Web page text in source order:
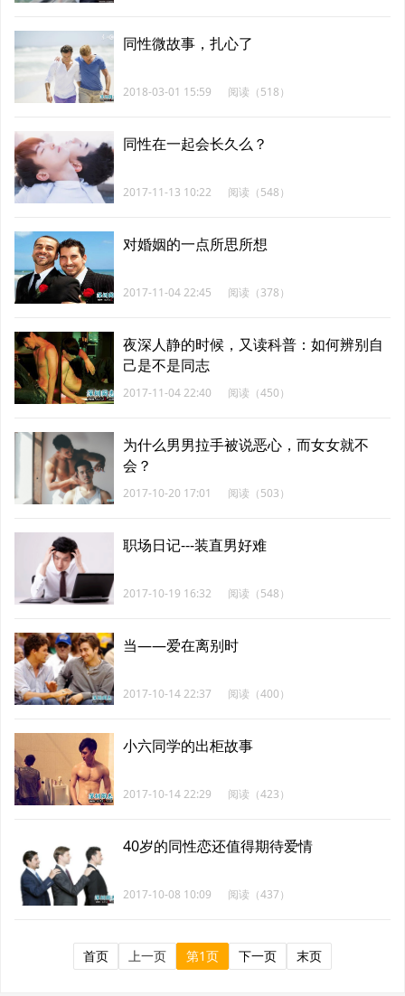
同性微故事，扎心了
2018-03-01 15:59 阅读（518）
同性在一起会长久么？
2017-11-13 10:22 阅读（548）
对婚姻的一点所思所想
2017-11-04 22:45 阅读（378）
夜深人静的时候，又读科普：如何辨别自
己是不是同志
2017-11-04 22:40 阅读（450）
为什么男男拉手被说恶心，而女女就不
会？
2017-10-20 17:01 阅读（503）
职场日记---装直男好难
2017-10-19 16:32 阅读（548）
当——爱在离别时
2017-10-14 22:37 阅读（400）
小六同学的出柜故事
2017-10-14 22:29 阅读（423）
40岁的同性恋还值得期待爱情
2017-10-08 10:09 阅读（437）
首页 上一页 第1页 下一页 末页